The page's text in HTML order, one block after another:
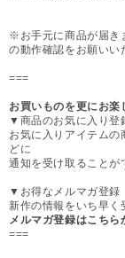
※お手元に商品が届き
の動作確認をお願いい
===
お買いものを更にお楽
▼商品のお気に入り登
お気に入りアイテム
どに
通知を受け取ることが
▼お得なメルマガ登録
新作の情報をいち早く
メルマガ登録はこち
===